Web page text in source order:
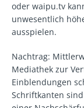
oder waipu.tv
unwesentlich
ausspielen.
Nachtrag:
Mediathek zur
Einblendungen
Schriftkanten